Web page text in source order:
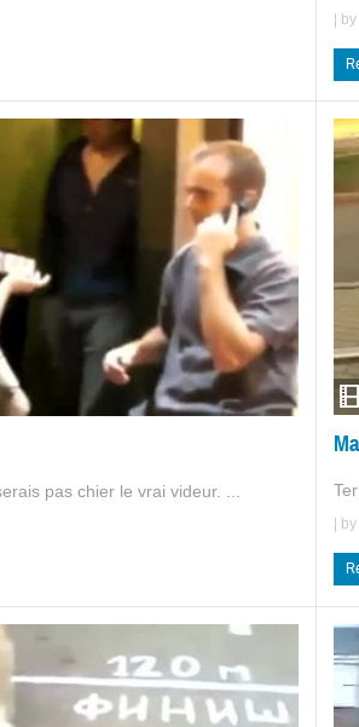
| by
pas chier le vrai videur. ...
| by